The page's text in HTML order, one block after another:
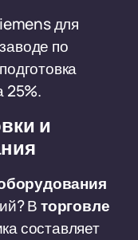
для
по
25%.
и
Вторговле
составляет